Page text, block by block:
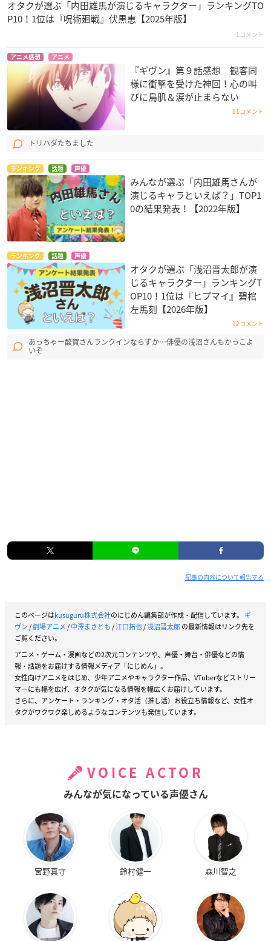
オタクが選ぶ「内田雄馬が演じるキャラクター」ランキングTO
P10！1位は『呪術廻戦』伏黒恵【2025年版】
1コメント
アニメ感想 アニメ
『ギヴン』第９話感想 観客同
様に衝撃を受けた神回！心の叫
びに鳥肌＆涙が止まらない
11コメント
トリハダたちました
ランキング 話題 声優
みんなが選ぶ「内田雄馬さんが
演じるキャラといえば？」TOP1
0の結果発表！【2022年版】
ランキング 話題 声優
オタクが選ぶ「浅沼晋太郎が演
じるキャラクター」ランキングT
OP10！1位は『ヒプマイ』碧棺
左馬刻【2026年版】
12コメント
あっちゃー酸賀さんランクインならずか…俳優の浅沼さんもかっこよ
いぞ
記事の内容について報告する
このページはkusuguru株式会社のにじめん編集部が作成・配信しています。 ギ
ヴン/劇場アニメ/中澤まさとも/江口拓也/浅沼晋太郎の最新情報はリンク先を
ご覧ください。
アニメ・ゲーム・漫画などの2次元コンテンツや、声優・舞台・俳優などの情
報・話題をお届けする情報メディア「にじめん」。
女性向けアニメをはじめ、少年アニメやキャラクター作品、VTuberなどストリー
マーにも幅を広げ、オタクが気になる情報を幅広くお届けしています。
さらに、アンケート・ランキング・オタ活（推し活）お役立ち情報など、女性オ
タクがワクワク楽しめるようなコンテンツも発信しています。
VOICE ACTOR
みんなが気になっている声優さん
宮野真守 鈴村健一 森川智之